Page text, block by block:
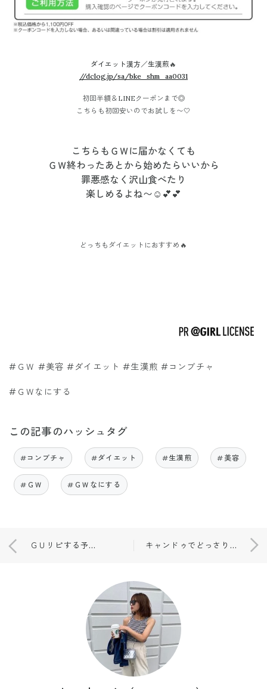
ダイエット漢方／生漢煎🔥
//dclog.jp/sa/bke_shm_aa0031
初回半額＆LINEクーポンまで◎
こちらも初回安いのでお試しを〜🤍
こちらもＧＷに届かなくても
ＧＷ終わったあとから始めたらいいから
罪悪感なく沢山食べたり
楽しめるよね〜☺️💕💕
どっちもダイエットにおすすめ🔥
#ＧＷ #美容 #ダイエット #生漢煎 #コンブチャ
#ＧＷなにする
この記事のハッシュタグ
#コンブチャ #ダイエット #生漢煎 #美容
#ＧＷ #ＧＷなにする
ＧＵリピする予定の買って大正解アイテム！！ キャンドゥでどっさり購入☺️🤍🤍